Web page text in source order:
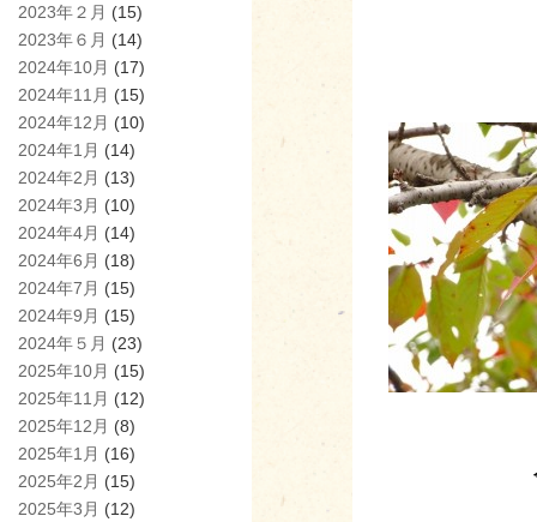
2023年２月 (15)
2023年６月 (14)
2024年10月 (17)
2024年11月 (15)
2024年12月 (10)
2024年1月 (14)
2024年2月 (13)
2024年3月 (10)
2024年4月 (14)
2024年6月 (18)
2024年7月 (15)
2024年9月 (15)
2024年５月 (23)
2025年10月 (15)
2025年11月 (12)
2025年12月 (8)
2025年1月 (16)
2025年2月 (15)
2025年3月 (12)